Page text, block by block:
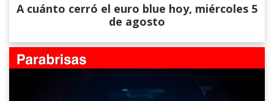
A cuánto cerró el euro blue hoy, miércoles 5
de agosto